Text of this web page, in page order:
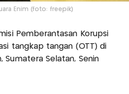
Enim (foto: freepik)
Pemberantasan Korupsi
tangkap tangan (OTT) di
Sumatera Selatan, Senin